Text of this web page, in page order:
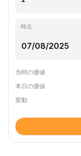
時点
当時の価値
本日の価値
変動